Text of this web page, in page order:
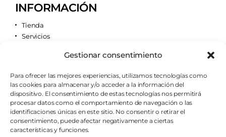
Gestionar consentimiento
Para ofrecer las mejores experiencias, utilizamos tecnologías como
las cookies para almacenar y/o acceder a la información del
dispositivo. El consentimiento de estas tecnologías nos permitirá
procesar datos como el comportamiento de navegación o las
identificaciones únicas en este sitio. No consentir o retirar el
consentimiento, puede afectar negativamente a ciertas
características y funciones.
INFORMACIÓN
Tienda
Servicios
Quiénes somos
AVISOS LEGALES
Aviso legal
Política de cookies
Política de privacidad